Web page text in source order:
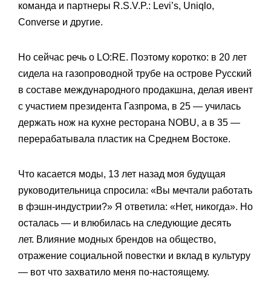
команда и партнеры R.S.V.P.: Levi’s, Uniqlo,
Converse и другие.
Но сейчас речь о LO:RE. Поэтому коротко: в 20 лет
сидела на газопроводной трубе на острове Русский
в составе международного продакшна, делая ивент
с участием президента Газпрома, в 25 — училась
держать нож на кухне ресторана NOBU, а в 35 —
перерабатывала пластик на Среднем Востоке.
Что касается моды, 13 лет назад моя будущая
руководительница спросила: «Вы мечтали работать
в фэшн-индустрии?» Я ответила: «Нет, никогда». Но
осталась — и влюбилась на следующие десять
лет. Влияние модных брендов на общество,
отражение социальной повестки и вклад в культуру
— вот что захватило меня по-настоящему.